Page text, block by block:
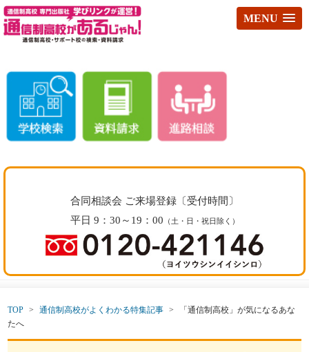
MENU
合同相談会 ご来場登録〔受付時間〕
平日 9：30～19：00 （土・日・祝日除く）
TOP > 通信制高校がよくわかる特集記事 >
「通信制高校」が気になるあな
たへ